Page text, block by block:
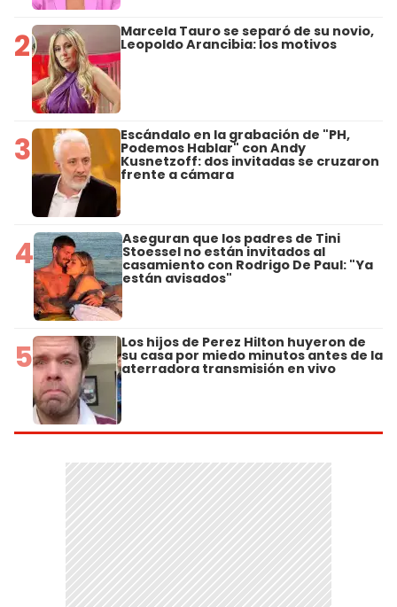
2 Marcela Tauro se separó de su novio,
Leopoldo Arancibia: los motivos
3 Escándalo en la grabación de "PH,
Podemos Hablar" con Andy
Kusnetzoff: dos invitadas se cruzaron
frente a cámara
4 Aseguran que los padres de Tini
Stoessel no están invitados al
casamiento con Rodrigo De Paul: "Ya
están avisados"
5 Los hijos de Perez Hilton huyeron de
su casa por miedo minutos antes de la
aterradora transmisión en vivo